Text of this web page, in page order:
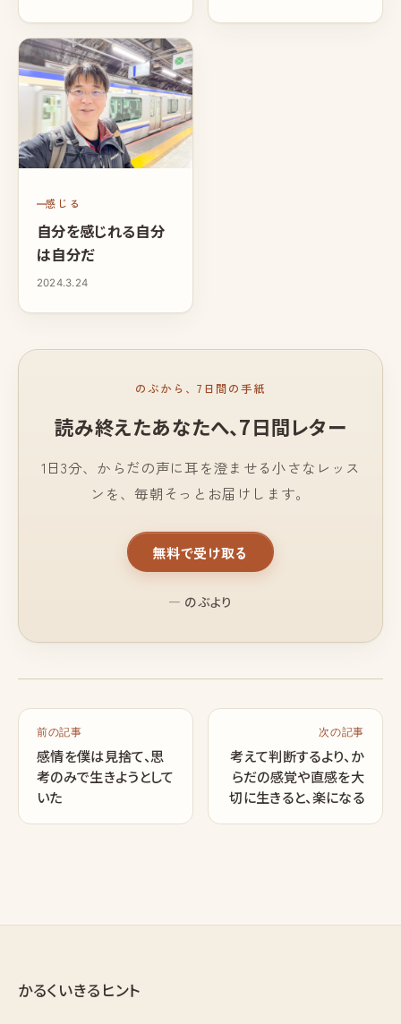
感じる
自分を感じれる自分
は自分だ
2024.3.24
のぶから、7日間の手紙
読み終えたあなたへ、7日間レター
1日3分、からだの声に耳を澄ませる小さなレッス
ンを、毎朝そっとお届けします。
無料で受け取る
— のぶより
前の記事
感情を僕は見捨て、思
考のみで生きようとして
いた
次の記事
考えて判断するより、か
らだの感覚や直感を大
切に生きると、楽になる
かるくいきるヒント